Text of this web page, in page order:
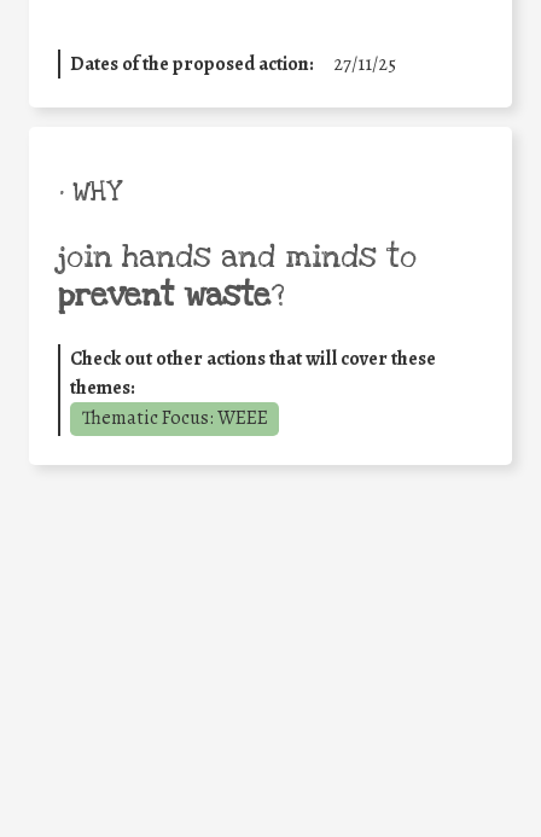
Dates of the proposed action: 27/11/25
• WHY
join hands and minds to
prevent waste?
Check out other actions that will cover these
themes:
Thematic Focus: WEEE